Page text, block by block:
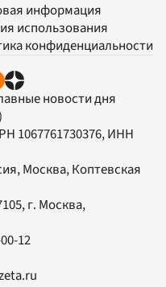
информация
использования
конфиденциальности
новости дня
1067761730376, ИНН
Москва, Коптевская
, г. Москва,
12